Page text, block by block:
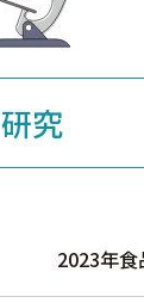
研究
2023年食